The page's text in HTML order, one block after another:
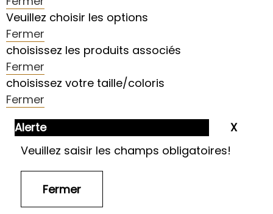
Veuillez choisir les options
Fermer
choisissez les produits associés
Fermer
choisissez votre taille/coloris
Fermer
Alerte
Veuillez saisir les champs obligatoires!